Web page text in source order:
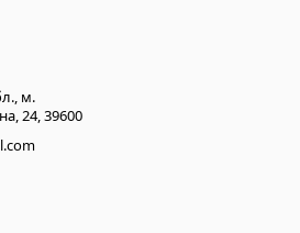
м.
24, 39600